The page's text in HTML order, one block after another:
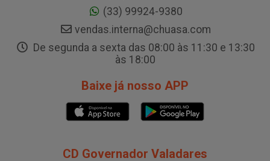
(33) 99924-9380
vendas.interna@chuasa.com
De segunda a sexta das 08:00 às 11:30 e 13:30
às 18:00
Baixe já nosso APP
CD Governador Valadares